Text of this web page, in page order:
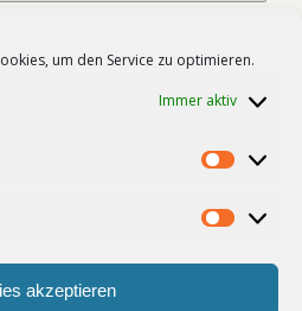
um den Service zu optimieren.
Immer aktiv
akzeptieren
speichern.